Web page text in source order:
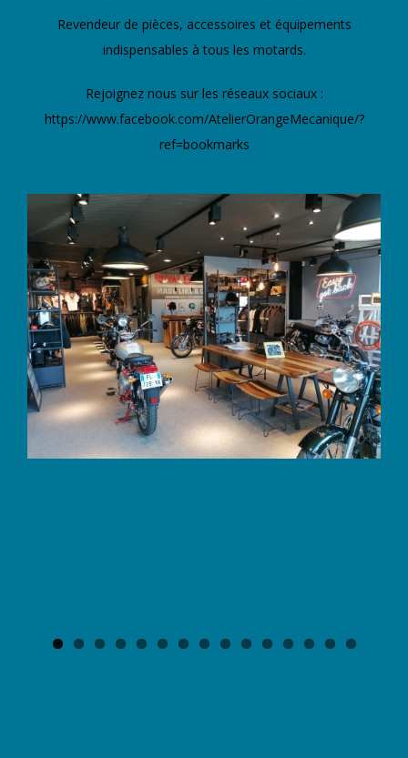
Revendeur de pièces, accessoires et équipements
indispensables à tous les motards.
Rejoignez nous sur les réseaux sociaux :
https://www.facebook.com/AtelierOrangeMecanique/?
ref=bookmarks